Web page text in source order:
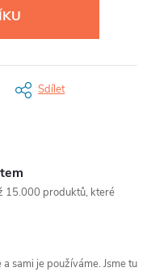
Sdílet
15.000 produktů, které
sami je používáme. Jsme tu